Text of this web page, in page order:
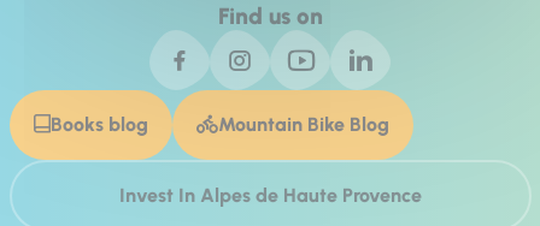
Find us on
Books blog Mountain Bike Blog
Invest In Alpes de Haute Provence